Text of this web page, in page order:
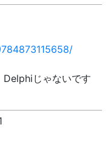
Delphiじゃないです